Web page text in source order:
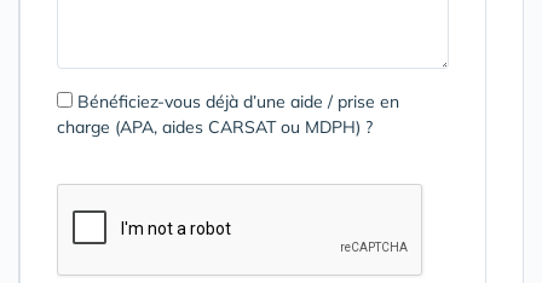
Bénéficiez-vous déjà d’une aide / prise en
charge (APA, aides CARSAT ou MDPH) ?